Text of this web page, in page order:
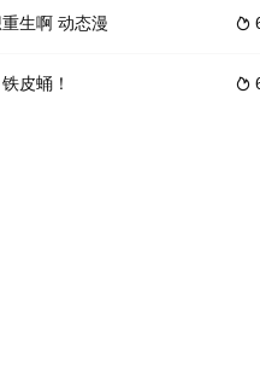

生啊 动态漫

皮蛹！